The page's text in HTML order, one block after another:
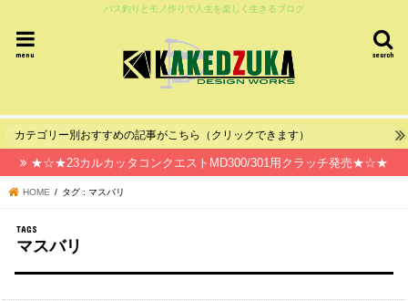
バス釣りとモノ作りで人生を楽しく生きるブログ
search
menu
カテゴリー別おすすめの記事がこちら（クリックできます）
★☆★23カルカッタコンクエストMD300/301用クラッチ発売★☆★
HOME タグ : マスバリ
マスバリ